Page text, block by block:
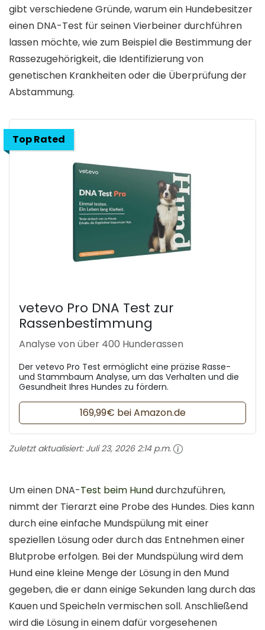
gibt verschiedene Gründe, warum ein Hundebesitzer
einen DNA-Test für seinen Vierbeiner durchführen
lassen möchte, wie zum Beispiel die Bestimmung der
Rassezugehörigkeit, die Identifizierung von
genetischen Krankheiten oder die Überprüfung der
Abstammung.
Top Rated
vetevo Pro DNA Test zur
Rassenbestimmung
Analyse von über 400 Hunderassen
Der vetevo Pro Test ermöglicht eine präzise Rasse-
und Stammbaum Analyse, um das Verhalten und die
Gesundheit Ihres Hundes zu fördern.
169,99€ bei Amazon.de
Zuletzt aktualisiert: Juli 23, 2026 2:14 p.m.
Um einen DNA-Test beim Hunddurchzuführen,
nimmt der Tierarzt eine Probe des Hundes. Dies kann
durch eine einfache Mundspülung mit einer
speziellen Lösung oder durch das Entnehmen einer
Blutprobe erfolgen. Bei der Mundspülung wird dem
Hund eine kleine Menge der Lösung in den Mund
gegeben, die er dann einige Sekunden lang durch das
Kauen und Speicheln vermischen soll. Anschließend
wird die Lösung in einem dafür vorgesehenen